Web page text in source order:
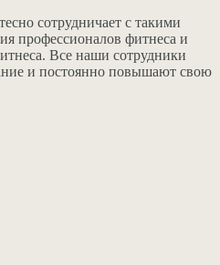
сотрудничает с такими
профессионалов фитнеса и
Все наши сотрудники
и постоянно повышают свою